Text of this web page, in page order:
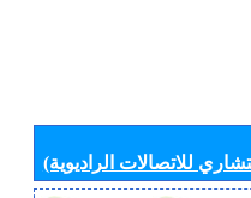
للاتصالات الراديوية)